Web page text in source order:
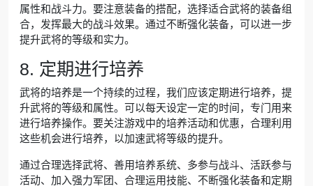
属性和战斗力。要注意装备的搭配，选择适合武将的装备组
合，发挥最大的战斗效果。通过不断强化装备，可以进一步
提升武将的等级和实力。
8. 定期进行培养
武将的培养是一个持续的过程，我们应该定期进行培养，提
升武将的等级和属性。可以每天设定一定的时间，专门用来
进行培养操作。要关注游戏中的培养活动和优惠，合理利用
这些机会进行培养，以加速武将等级的提升。
通过合理选择武将、善用培养系统、多参与战斗、活跃参与
活动、加入强力军团、合理运用技能、不断强化装备和定期